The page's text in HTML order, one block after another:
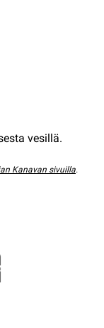
vesillä.
Kanavan sivuilla.